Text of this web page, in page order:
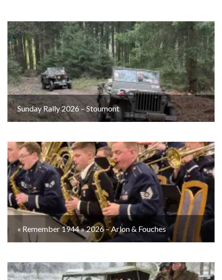
Sunday Rally 2026 – Stoumont
« Remember 1944 » 2026 – Arlon & Fouches